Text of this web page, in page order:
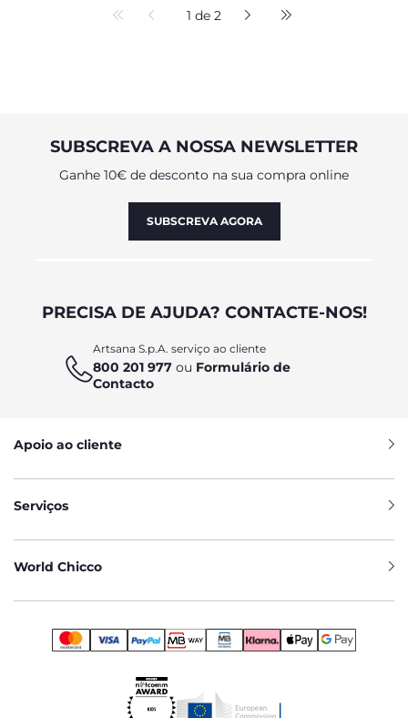
1 de 2
SUBSCREVA A NOSSA NEWSLETTER
Ganhe 10€ de desconto na sua compra online
SUBSCREVA AGORA
PRECISA DE AJUDA? CONTACTE-NOS!
Artsana S.p.A. serviço ao cliente
800 201 977 ou Formulário de
Contacto
Apoio ao cliente
Serviços
World Chicco